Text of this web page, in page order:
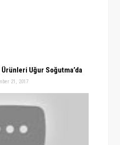
Uğur Soğutma’da
21, 2017